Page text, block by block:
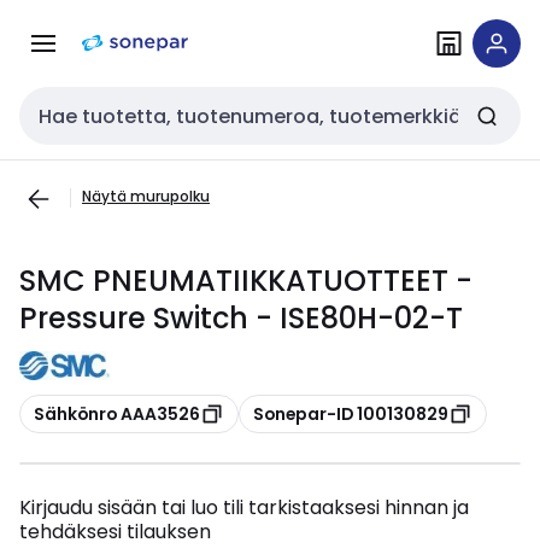
navigointiinsisältöön
Haku
Näytä murupolku
SMC PNEUMATIIKKATUOTTEET -
Pressure Switch - ISE80H-02-T
Kopioi
Sähkönro AAA3526 Kopioi
Sonepar-ID 100130829
Kirjaudu sisään tai luo tili tarkistaaksesi hinnan ja
tehdäksesi tilauksen